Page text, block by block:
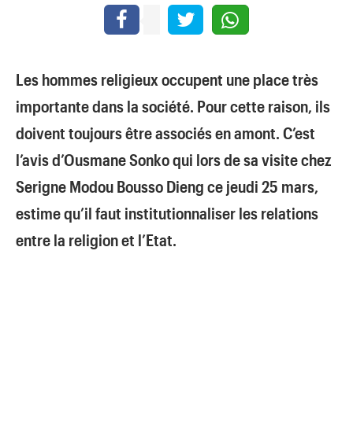
Les hommes religieux occupent une place très
importante dans la société. Pour cette raison, ils
doivent toujours être associés en amont. C’est
l’avis d’Ousmane Sonko qui lors de sa visite chez
Serigne Modou Bousso Dieng ce jeudi 25 mars,
estime qu’il faut institutionnaliser les relations
entre la religion et l’Etat.